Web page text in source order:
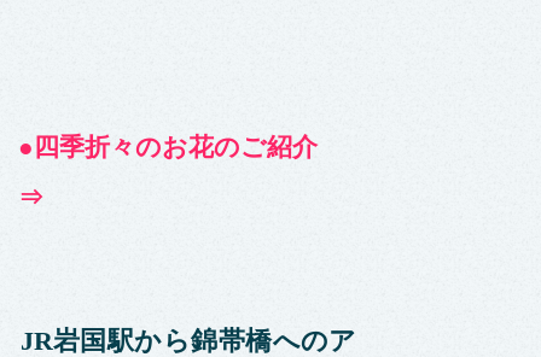
● 四季折々のお花のご紹介
⇒
JR岩国駅から錦帯橋へのア